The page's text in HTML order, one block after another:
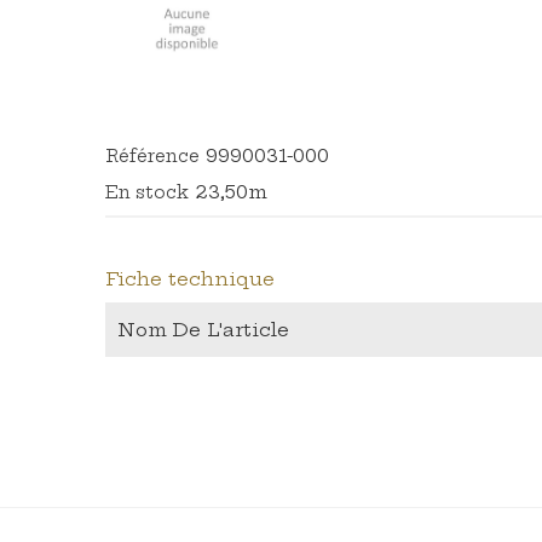
Référence 9990031-000
En stock 23,50m
Fiche technique
Nom De L'article